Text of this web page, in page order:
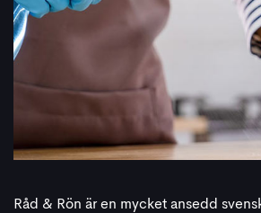
Råd & Rön är en mycket ansedd